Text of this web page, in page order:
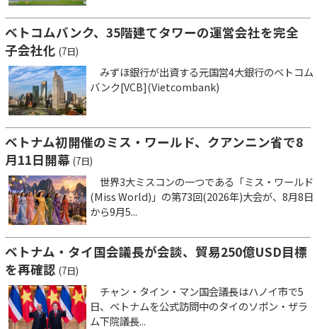
ベトコムバンク、35階建てタワーの運営会社を完全
子会社化 (7日)
みずほ銀行が出資する元国営4大銀行のベトコム
バンク[VCB](Vietcombank)
ベトナム初開催のミス・ワールド、クアンニン省で8
月11日開幕 (7日)
世界3大ミスコンの一つである「ミス・ワールド
(Miss World)」の第73回(2026年)大会が、8月8日
から9月5...
ベトナム・タイ国会議長が会談、貿易250億USD目標
を再確認 (7日)
チャン・タイン・マン国会議長はハノイ市で5
日、ベトナムを公式訪問中のタイのソポン・ザラ
ム下院議長...